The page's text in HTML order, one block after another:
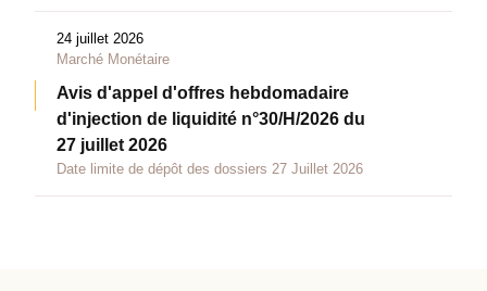
24 juillet 2026
Marché Monétaire
Avis d'appel d'offres hebdomadaire
d'injection de liquidité n°30/H/2026 du
27 juillet 2026
Date limite de dépôt des dossiers 27 Juillet 2026